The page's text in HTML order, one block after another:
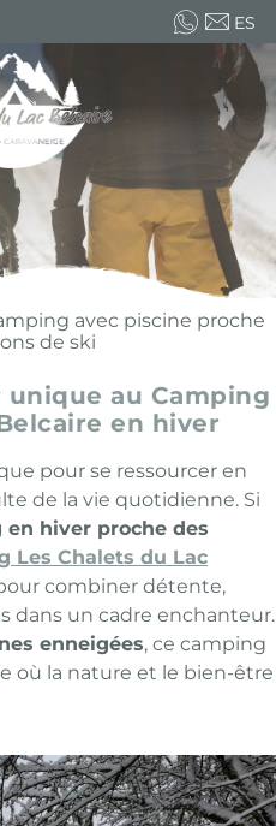
FR
EN
ES
avec piscine proche
de ski
unique au Camping
en hiver
pour se ressourcer en
de la vie quotidienne. Si
en hiver proche des
Les Chalets du Lac
combiner détente,
dans un cadre enchanteur.
enneigées, ce camping
où la nature et le bien-être